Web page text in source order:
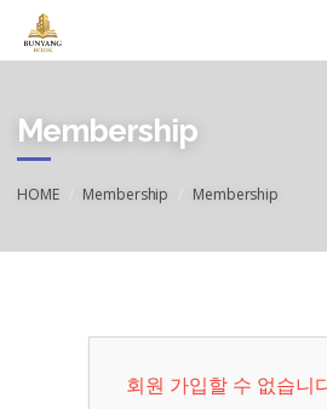
Membership
HOME Membership Membership
회원 가입할 수 없습니